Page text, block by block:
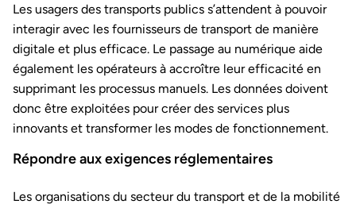
Les usagers des transports publics s’attendent à pouvoir
interagir avec les fournisseurs de transport de manière
digitale et plus efficace. Le passage au numérique aide
également les opérateurs à accroître leur efficacité en
supprimant les processus manuels. Les données doivent
donc être exploitées pour créer des services plus
innovants et transformer les modes de fonctionnement.
Répondre aux exigences réglementaires
Les organisations du secteur du transport et de la mobilité